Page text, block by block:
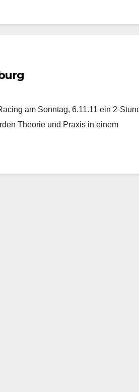
am Sonntag, 6.11.11 ein 2-
Theorie und Praxis in einem